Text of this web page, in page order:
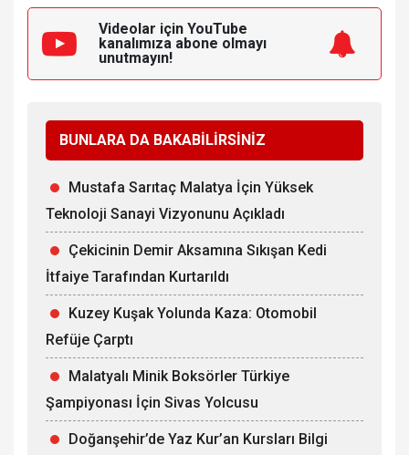
Videolar için YouTube
kanalımıza abone olmayı
unutmayın!
BUNLARA DA BAKABİLİRSİNİZ
Mustafa Sarıtaç Malatya İçin Yüksek
Teknoloji Sanayi Vizyonunu Açıkladı
Çekicinin Demir Aksamına Sıkışan Kedi
İtfaiye Tarafından Kurtarıldı
Kuzey Kuşak Yolunda Kaza: Otomobil
Refüje Çarptı
Malatyalı Minik Boksörler Türkiye
Şampiyonası İçin Sivas Yolcusu
Doğanşehir’de Yaz Kur’an Kursları Bilgi